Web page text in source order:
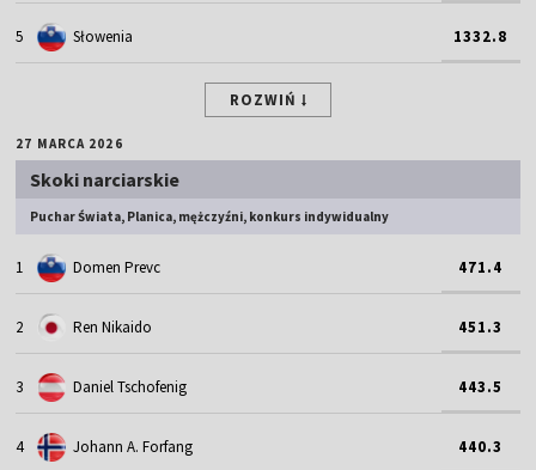
5 Słowenia 1332.8
ROZWIŃ
27 MARCA 2026
Skoki narciarskie
Puchar Świata, Planica, mężczyźni, konkurs indywidualny
1 Domen Prevc 471.4
2 Ren Nikaido 451.3
3 Daniel Tschofenig 443.5
4 Johann A. Forfang 440.3